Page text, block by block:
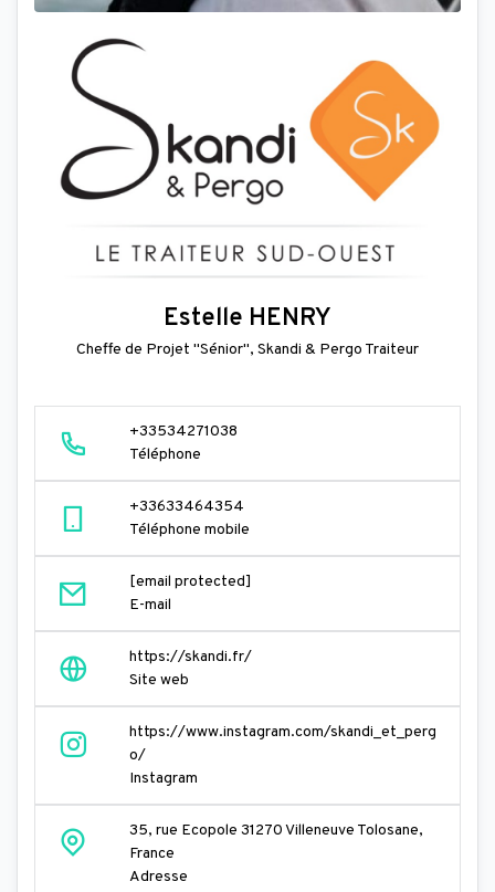
Estelle HENRY
Cheffe de Projet "Sénior", Skandi & Pergo Traiteur
+33534271038
Téléphone
+33633464354
Téléphone mobile
[email protected]
E-mail
https://skandi.fr/
Site web
https://www.instagram.com/skandi_et_perg
o/
Instagram
35, rue Ecopole 31270 Villeneuve Tolosane,
France
Adresse